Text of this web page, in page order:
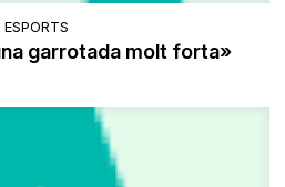
ESPORTS
garrotada molt forta»